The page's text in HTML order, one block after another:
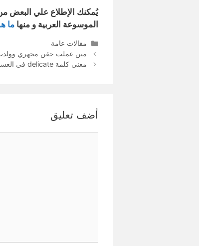
يُمكنك الإطلاع علي البعض
الموسوعة العربية و منها ما
التصنيفات
مقالات عامة
مين عملت حقن مجهري
معنى كلمة delicate في الغسالة
أضف تعليق